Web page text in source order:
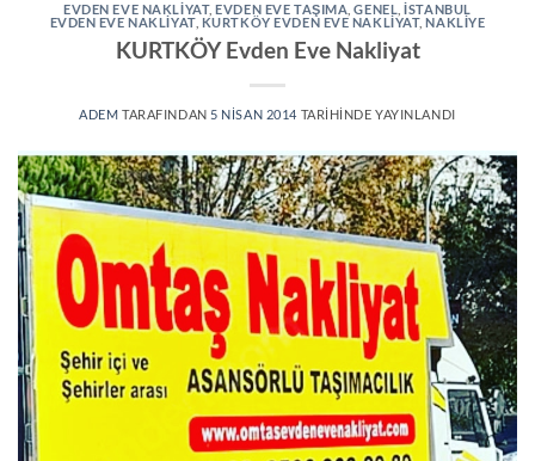
EVDEN EVE NAKLIYAT,EVDEN EVE TAŞIMA ,GENEL ,ISTANBUL
EVDEN EVE NAKLIYAT, KURTKÖY EVDEN EVE NAKLIYAT,NAKLIYE
KURTKÖY Evden Eve Nakliyat
ADEM TARAFINDAN 5 NISAN 2014TARIHINDE YAYINLANDI